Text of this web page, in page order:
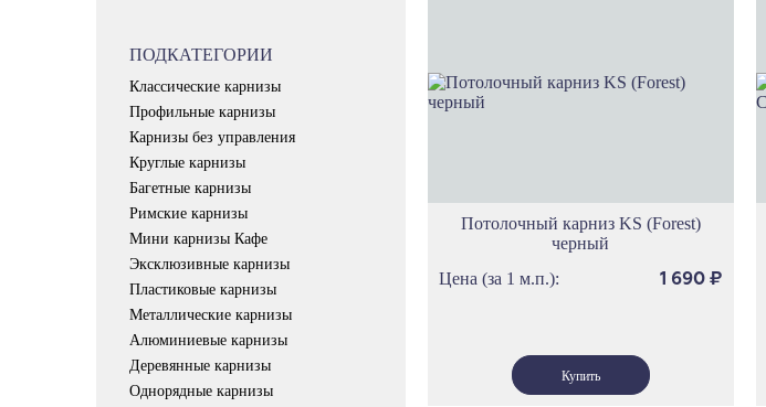
ПОДКАТЕГОРИИ
Классические карнизы
Профильные карнизы
Карнизы без управления
Круглые карнизы
Багетные карнизы
Римские карнизы
Мини карнизы Кафе
Эксклюзивные карнизы
Пластиковые карнизы
Металлические карнизы
Алюминиевые карнизы
Деревянные карнизы
Однорядные карнизы
Потолочный карниз KS (Forest)
черный
Цена (за 1 м.п.):
1 690 ₽